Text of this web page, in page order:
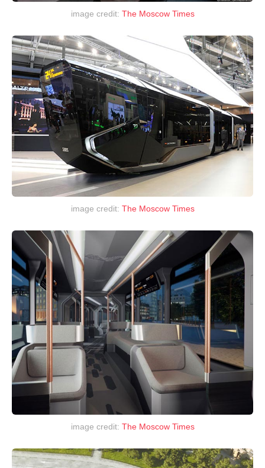
image credit: The Moscow Times
image credit: The Moscow Times
image credit: The Moscow Times